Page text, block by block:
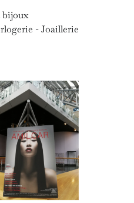
bijoux
- Joaillerie